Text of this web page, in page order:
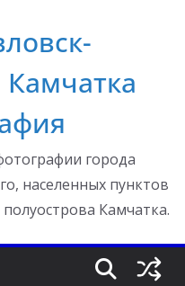
города
населенных пунктов
Камчатка.